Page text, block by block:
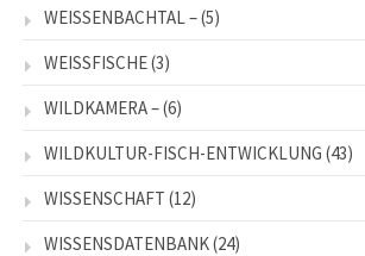
WEISSENBACHTAL –(5)
WEISSFISCHE(3)
WILDKAMERA –(6)
WILDKULTUR-FISCH-ENTWICKLUNG (43)
WISSENSCHAFT (12)
WISSENSDATENBANK(24)